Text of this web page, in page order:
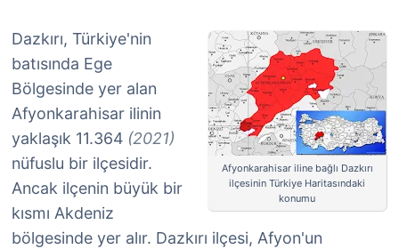
Afyonkarahisar iline bağlı Dazkırı
ilçesinin Türkiye Haritasındaki
konumu
Dazkırı, Türkiye'nin
batısında Ege
Bölgesinde yer alan
Afyonkarahisar ilinin
yaklaşık 11.364 (2021)
nüfuslu bir ilçesidir.
Ancak ilçenin büyük bir
kısmı Akdeniz
bölgesinde yer alır. Dazkırı ilçesi, Afyon'un